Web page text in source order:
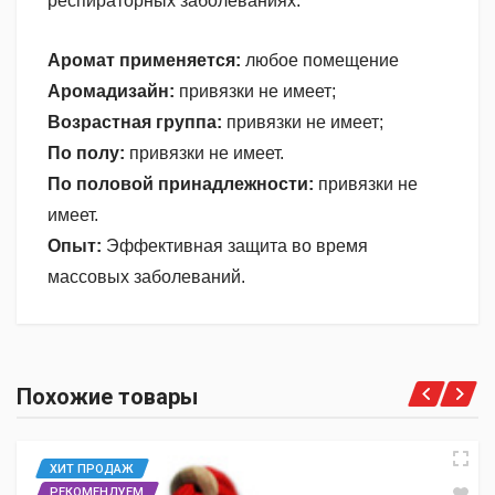
Аромат применяется: любое помещение
Аромадизайн: привязки не имеет;
Возрастная группа: привязки не имеет;
По полу: привязки не имеет.
По половой принадлежности: привязки не
имеет.
Опыт: Эффективная защита во время
массовых заболеваний.
ПОЛОВАЯ ПРИНАДЛЕЖНОСТЬ
ВОЗРАСТНАЯ ГРУППА
нет
Похожие товары
ХИТ ПРОДАЖ
РЕКОМЕНДУЕМ